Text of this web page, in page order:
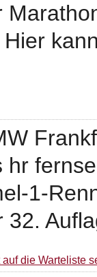
1-
32.
die Warteliste